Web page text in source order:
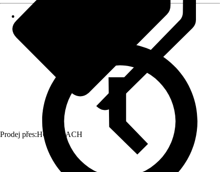
Prodej přes:HORNBACH